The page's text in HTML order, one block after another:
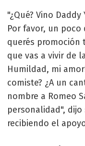
"¿Qué? Vino
Por favor, un poco
querés promoción
que vas a vivir de
Humildad, mi
comiste? ¿A un
nombre a Romeo
personalidad",
recibiendo el